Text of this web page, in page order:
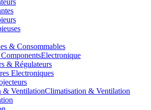
& Consommables
Electronique
& Régulateurs
Electroniques
Climatisation & Ventilation